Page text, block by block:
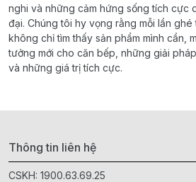
nghi và những cảm hứng sống tích cực
đại. Chúng tôi hy vọng rằng mỗi lần ghé
không chỉ tìm thấy sản phẩm mình cần,
tưởng mới cho căn bếp, những giải
và những giá trị tích cực.
Thông tin liên hệ
CSKH: 1900.63.69.25